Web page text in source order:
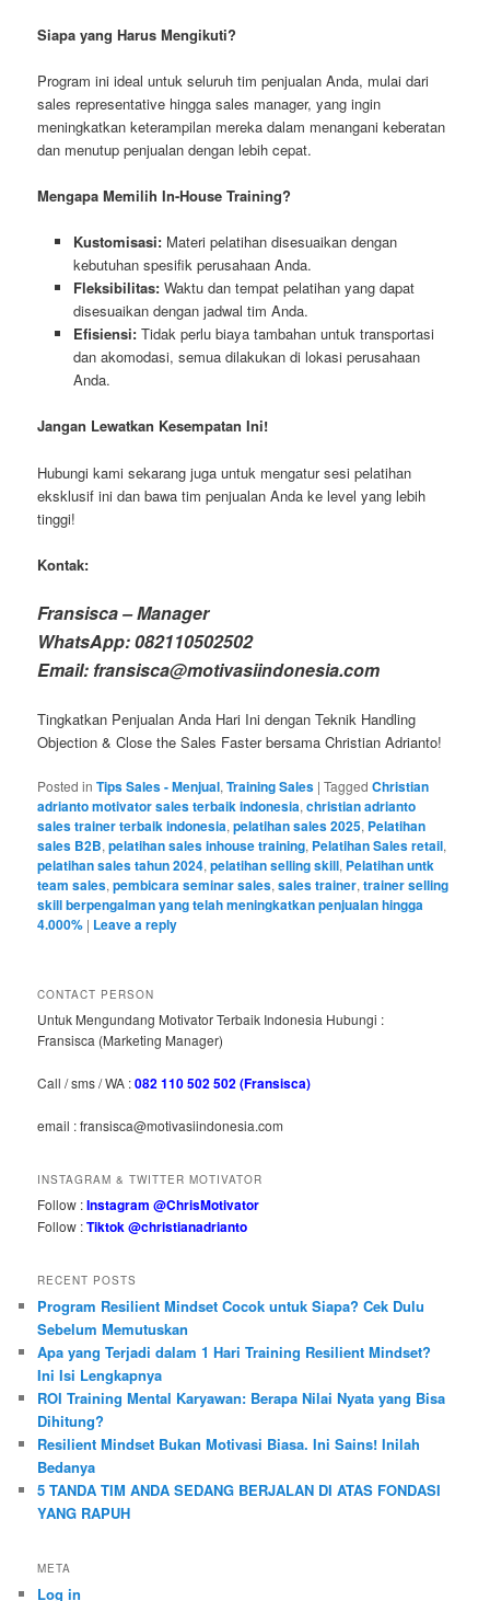
Siapa yang Harus Mengikuti?
Program ini ideal untuk seluruh tim penjualan Anda, mulai dari
sales representative hingga sales manager, yang ingin
meningkatkan keterampilan mereka dalam menangani keberatan
dan menutup penjualan dengan lebih cepat.
Mengapa Memilih In-House Training?
Kustomisasi:Materi pelatihan disesuaikan dengan
kebutuhan spesifik perusahaan Anda.
Fleksibilitas:Waktu dan tempat pelatihan yang dapat
disesuaikan dengan jadwal tim Anda.
Efisiensi:Tidak perlu biaya tambahan untuk transportasi
dan akomodasi, semua dilakukan di lokasi perusahaan
Anda.
Jangan Lewatkan Kesempatan Ini!
Hubungi kami sekarang juga untuk mengatur sesi pelatihan
eksklusif ini dan bawa tim penjualan Anda ke level yang lebih
tinggi!
Kontak:
Fransisca – Manager
WhatsApp: 082110502502
Email: fransisca@motivasiindonesia.com
Tingkatkan Penjualan Anda Hari Ini dengan Teknik Handling
Objection & Close the Sales Faster bersama Christian Adrianto!
Posted in Tips Sales - Menjual,Training Sales |Tagged Christian
adrianto motivator sales terbaik indonesia,christian adrianto
sales trainer terbaik indonesia,pelatihan sales 2025, Pelatihan
sales B2B,pelatihan sales inhouse training, Pelatihan Sales retail,
pelatihan sales tahun 2024,pelatihan selling skill, Pelatihan untk
team sales,pembicara seminar sales,sales trainer,trainer selling
skill berpengalman yang telah meningkatkan penjualan hingga
4.000% | Leave a reply
CONTACT PERSON
Untuk Mengundang Motivator Terbaik Indonesia Hubungi :
Fransisca (Marketing Manager)
Call / sms / WA :082 110 502 502 (Fransisca)
email : fransisca@motivasiindonesia.com
INSTAGRAM & TWITTER MOTIVATOR
Follow :Instagram @ChrisMotivator
Follow :Tiktok @christianadrianto
RECENT POSTS
Program Resilient Mindset Cocok untuk Siapa? Cek Dulu
Sebelum Memutuskan
Apa yang Terjadi dalam 1 Hari Training Resilient Mindset?
Ini Isi Lengkapnya
ROI Training Mental Karyawan: Berapa Nilai Nyata yang Bisa
Dihitung?
Resilient Mindset Bukan Motivasi Biasa. Ini Sains! Inilah
Bedanya
5 TANDA TIM ANDA SEDANG BERJALAN DI ATAS FONDASI
YANG RAPUH
META
Log in